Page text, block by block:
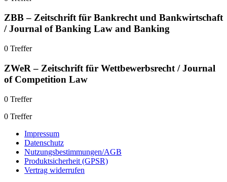
ZBB – Zeitschrift für Bankrecht und Bankwirtschaft
/ Journal of Banking Law and Banking
0 Treffer
ZWeR – Zeitschrift für Wettbewerbsrecht / Journal
of Competition Law
0 Treffer
0 Treffer
Impressum
Datenschutz
Nutzungsbestimmungen/AGB
Produktsicherheit (GPSR)
Vertrag widerrufen